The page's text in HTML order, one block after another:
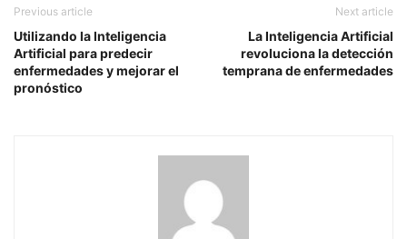
Previous article
Utilizando la Inteligencia
Artificial para predecir
enfermedades y mejorar el
pronóstico
Next article
La Inteligencia Artificial
revoluciona la detección
temprana de enfermedades